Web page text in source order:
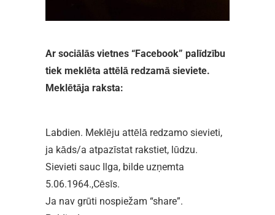
Ar sociālās vietnes “Facebook” palīdzību
tiek meklēta attēlā redzamā sieviete.
Meklētāja raksta:
Labdien. Meklēju attēlā redzamo sievieti,
ja kāds/a atpazīstat rakstiet, lūdzu.
Sievieti sauc Ilga, bilde uzņemta
5.06.1964.,Cēsīs.
Ja nav grūti nospiežam “share”.